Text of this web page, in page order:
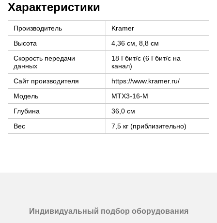
Характеристики
Производитель
Kramer
Высота
4,36 см, 8,8 см
Скорость передачи
данных
18 Гбит/с (6 Гбит/с на
канал)
Сайт производителя
https://www.kramer.ru/
Модель
MTX3-16-M
Глубина
36,0 см
Вес
7,5 кг (приблизительно)
Индивидуальный подбор оборудования